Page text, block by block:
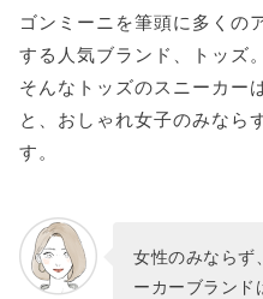
ゴンミーニを筆頭に多くの
する人気ブランド、トッズ。
そんなトッズのスニーカー
と、おしゃれ女子のみなら
す。
女性のみならず
ーカーブラン